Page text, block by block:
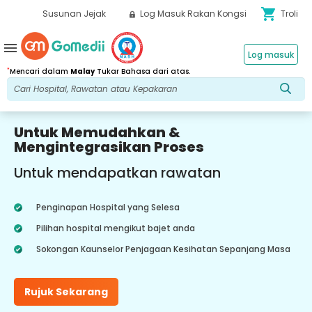
Susunan Jejak Log Masuk Rakan Kongsi shopping_cart Troli
*Mencari dalam MalayTukar Bahasa dari atas.
Log masuk
menu
Untuk Memudahkan &
Mengintegrasikan Proses
Untuk mendapatkan rawatan
Penginapan Hospital yang Selesa
Pilihan hospital mengikut bajet anda
Sokongan Kaunselor Penjagaan Kesihatan Sepanjang Masa
Rujuk Sekarang